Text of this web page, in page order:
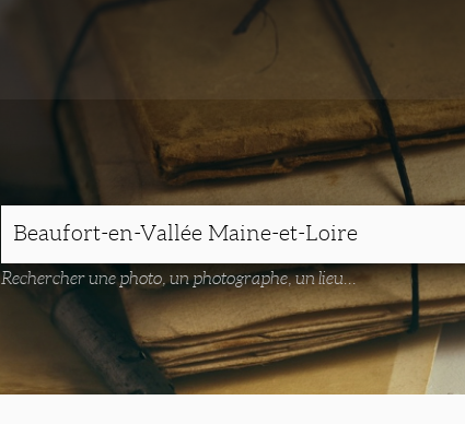
Rechercher une photo, un photographe, un lieu...